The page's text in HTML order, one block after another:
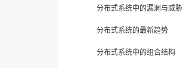
分布式系统中的漏洞与威胁
分布式系统的最新趋势
分布式系统中的组合结构